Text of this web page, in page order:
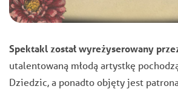
Spektakl został wyreżyserowany
utalentowaną młodą artystkę
Dziedzic, a ponadto objęty jest